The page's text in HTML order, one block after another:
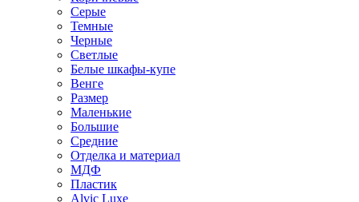
Серые
Темные
Черные
Светлые
Белые шкафы-купе
Венге
Размер
Маленькие
Большие
Средние
Отделка и материал
МДФ
Пластик
Alvic Luxe